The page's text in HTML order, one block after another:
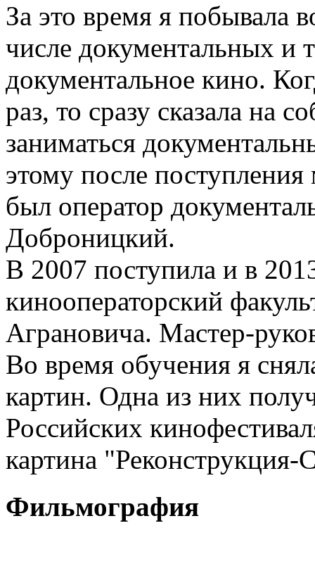
За это время я побывала
числе документальных и
документальное кино.
раз, то сразу сказала на
заниматься
этому после
был оператор
Доброницкий.
В 2007 поступила и в
кинооператорский
Аграновича. Мастер-
Во время обучения я
картин. Одна из них
Российских
картина "Реконструкция-
Фильмография